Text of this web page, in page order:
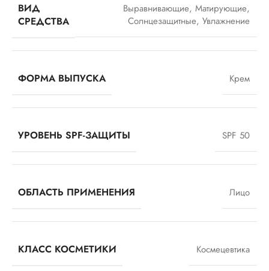
ВИД
СРЕДСТВА
Выравнивающие, Матирующие,
Солнцезащитные, Увлажнение
ФОРМА ВЫПУСКА Крем
УРОВЕНЬ SPF-ЗАЩИТЫ SPF 50
ОБЛАСТЬ ПРИМЕНЕНИЯ Лицо
КЛАСС КОСМЕТИКИ Космецевтика